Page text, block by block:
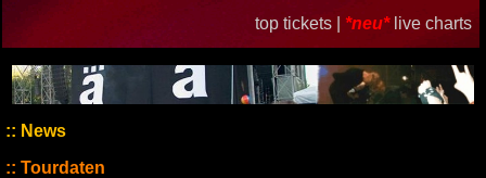
top tickets | *neu* live charts
News
Tourdaten